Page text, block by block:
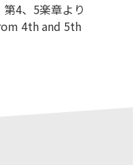
4、5楽章より
4th and 5th